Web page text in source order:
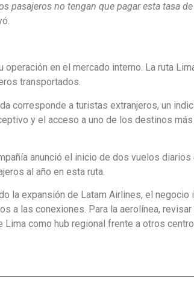
pasajeros no tengan que pagar esta tasa
en el mercado interno. La ruta
transportados.
corresponde a turistas extranjeros, un
y el acceso a uno de los destinos
anunció el inicio de dos vuelos
al año en esta ruta.
la expansión de Latam Airlines, el negocio
a las conexiones. Para la aerolínea,
como hub regional frente a otros